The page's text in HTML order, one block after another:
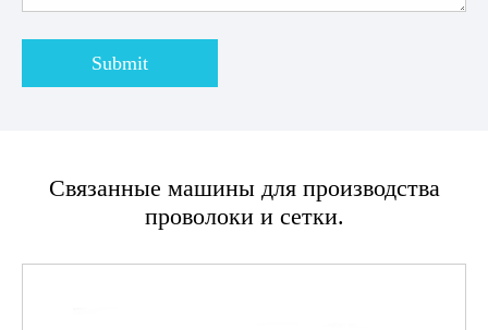
Submit
Связанные машины для производства
проволоки и сетки.